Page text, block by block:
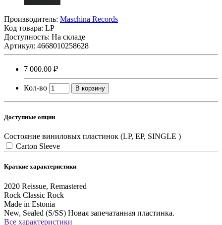
Производитель: Maschina Records
Код товара: LP
Доступность: На складе
Артикул: 4668010258628
7 000.00 ₽
Кол-во В корзину
Доступные опции
Состояние виниловых пластинок (LP, EP, SINGLE )
Carton Sleeve
Краткие характеристики
2020 Reissue, Remastered
Rock Classic Rock
Made in Estonia
New, Sealed (S/SS) Новая запечатанная пластинка.
Все характеристики